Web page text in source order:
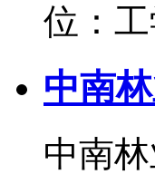
位：
中南
中南